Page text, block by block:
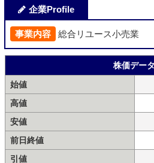
企業Profile
事業内容 総合リユース小売業
株価データ
始値
高値
安値
前日終値
引値